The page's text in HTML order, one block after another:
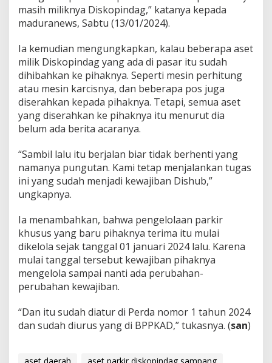
masih miliknya Diskopindag,” katanya kepada
maduranews, Sabtu (13/01/2024).
Ia kemudian mengungkapkan, kalau beberapa aset
milik Diskopindag yang ada di pasar itu sudah
dihibahkan ke pihaknya. Seperti mesin perhitung
atau mesin karcisnya, dan beberapa pos juga
diserahkan kepada pihaknya. Tetapi, semua aset
yang diserahkan ke pihaknya itu menurut dia
belum ada berita acaranya.
“Sambil lalu itu berjalan biar tidak berhenti yang
namanya pungutan. Kami tetap menjalankan tugas
ini yang sudah menjadi kewajiban Dishub,”
ungkapnya.
Ia menambahkan, bahwa pengelolaan parkir
khusus yang baru pihaknya terima itu mulai
dikelola sejak tanggal 01 januari 2024 lalu. Karena
mulai tanggal tersebut kewajiban pihaknya
mengelola sampai nanti ada perubahan-
perubahan kewajiban.
“Dan itu sudah diatur di Perda nomor 1 tahun 2024
dan sudah diurus yang di BPPKAD,” tukasnya. (san)
aset daerah
aset parkir diskopindag sampang